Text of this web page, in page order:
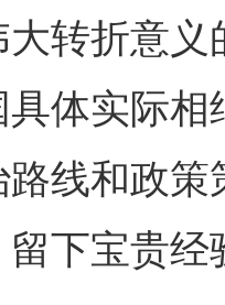
大转折意
体实际
线和政
下宝贵经